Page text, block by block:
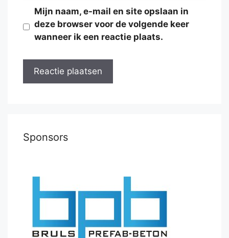
Mijn naam, e-mail en site opslaan in
deze browser voor de volgende keer
wanneer ik een reactie plaats.
Sponsors